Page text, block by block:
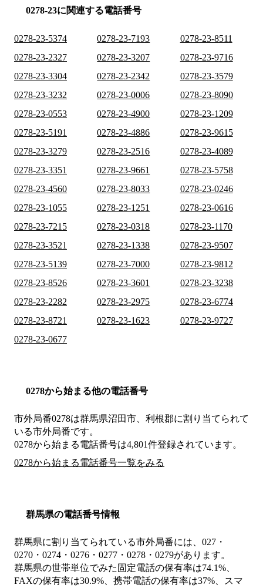
0278-23に関連する電話番号
0278-23-5374 0278-23-7193
0278-23-8511
0278-23-2327
0278-23-3207
0278-23-9716
0278-23-3304
0278-23-2342
0278-23-3579
0278-23-3232
0278-23-0006
0278-23-8090
0278-23-0553
0278-23-4900
0278-23-1209
0278-23-5191
0278-23-4886
0278-23-9615
0278-23-3279
0278-23-2516
0278-23-4089
0278-23-3351
0278-23-9661
0278-23-5758
0278-23-4560
0278-23-8033
0278-23-0246
0278-23-1055
0278-23-1251
0278-23-0616
0278-23-7215
0278-23-0318
0278-23-1170
0278-23-3521
0278-23-1338
0278-23-9507
0278-23-5139
0278-23-7000
0278-23-9812
0278-23-8526
0278-23-3601
0278-23-3238
0278-23-2282
0278-23-2975
0278-23-6774
0278-23-8721
0278-23-1623
0278-23-9727
0278-23-0677
0278から始まる他の電話番号
市外局番0278は群馬県沼田市、利根郡に割り当てられて
いる市外局番です。
0278から始まる電話番号は4,801件登録されています。
0278から始まる電話番号一覧をみる
群馬県の電話番号情報
群馬県に割り当てられている市外局番には、027・
0270・0274・0276・0277・0278・0279があります。
群馬県の世帯単位でみた固定電話の保有率は74.1%、
FAXの保有率は30.9%、携帯電話の保有率は37%、スマ